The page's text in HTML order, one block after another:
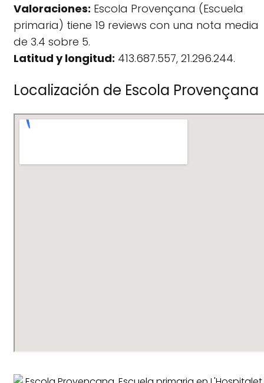
Valoraciones: Escola Provençana (Escuela
primaria) tiene 19 reviews con una nota media
de 3.4 sobre 5.
Latitud y longitud: 413.687.557, 21.296.244.
Localización de Escola Provençana